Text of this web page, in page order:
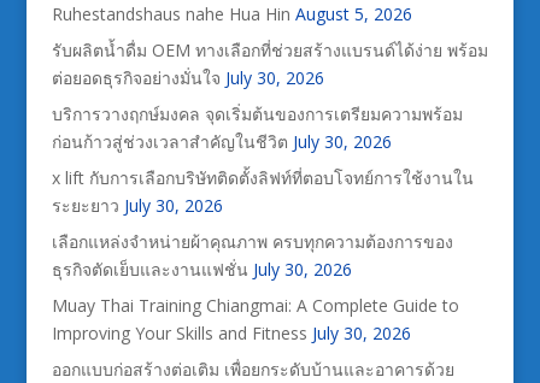
Ruhestandshaus nahe Hua Hin August 5, 2026
รับผลิตน้ำดื่ม OEM ทางเลือกที่ช่วยสร้างแบรนด์ได้ง่าย พร้อม
ต่อยอดธุรกิจอย่างมั่นใจ July 30, 2026
บริการวางฤกษ์มงคล จุดเริ่มต้นของการเตรียมความพร้อม
ก่อนก้าวสู่ช่วงเวลาสำคัญในชีวิต July 30, 2026
x lift กับการเลือกบริษัทติดตั้งลิฟท์ที่ตอบโจทย์การใช้งานใน
ระยะยาว July 30, 2026
เลือกแหล่งจำหน่ายผ้าคุณภาพ ครบทุกความต้องการของ
ธุรกิจตัดเย็บและงานแฟชั่น July 30, 2026
Muay Thai Training Chiangmai: A Complete Guide to
Improving Your Skills and Fitness July 30, 2026
ออกแบบก่อสร้างต่อเติม เพื่อยกระดับบ้านและอาคารด้วย